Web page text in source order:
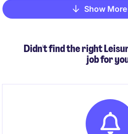
Pagination
Show
Didn't find the right
job for